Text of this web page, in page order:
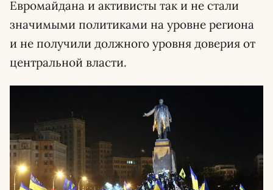
Евромайдана и активисты так и не стали
значимыми политиками на уровне региона
и не получили должного уровня доверия от
центральной власти.